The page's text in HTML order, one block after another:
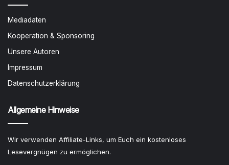
Mediadaten
Kooperation & Sponsoring
Unsere Autoren
Impressum
Datenschutzerklärung
Allgemeine Hinweise
Wir verwenden Affiliate-Links, um Euch ein kostenloses
Lesevergnügen zu ermöglichen.